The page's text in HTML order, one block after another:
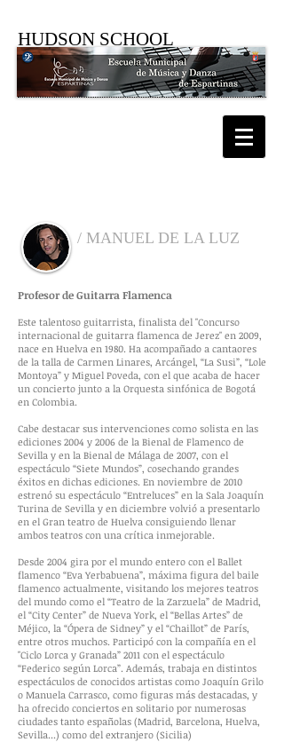
HUDSON SCHOOL
/ MANUEL DE LA LUZ
Profesor de Guitarra Flamenca
Este talentoso guitarrista, finalista del "Concurso
internacional de guitarra flamenca de Jerez" en 2009,
nace en Huelva en 1980. Ha acompañado a cantaores
de la talla de Carmen Linares, Arcángel, “La Susi”, “Lole
Montoya” y Miguel Poveda, con el que acaba de hacer
un concierto junto a la Orquesta sinfónica de Bogotá
en Colombia.
Cabe destacar sus intervenciones como solista en las
ediciones 2004 y 2006 de la Bienal de Flamenco de
Sevilla y en la Bienal de Málaga de 2007, con el
espectáculo “Siete Mundos”, cosechando grandes
éxitos en dichas ediciones. En noviembre de 2010
estrenó su espectáculo “Entreluces” en la Sala Joaquín
Turina de Sevilla y en diciembre volvió a presentarlo
en el Gran teatro de Huelva consiguiendo llenar
ambos teatros con una crítica inmejorable.
Desde 2004 gira por el mundo entero con el Ballet
flamenco “Eva Yerbabuena”, máxima figura del baile
flamenco actualmente, visitando los mejores teatros
del mundo como el “Teatro de la Zarzuela” de Madrid,
el “City Center” de Nueva York, el “Bellas Artes” de
Méjico, la “Ópera de Sidney” y el “Chaillot” de París,
entre otros muchos. Participó con la compañía en el
"Ciclo Lorca y Granada” 2011 con el espectáculo
“Federico según Lorca”. Además, trabaja en distintos
espectáculos de conocidos artistas como Joaquín Grilo
o Manuela Carrasco, como figuras más destacadas, y
ha ofrecido conciertos en solitario por numerosas
ciudades tanto españolas (Madrid, Barcelona, Huelva,
Sevilla...) como del extranjero (Sicilia)